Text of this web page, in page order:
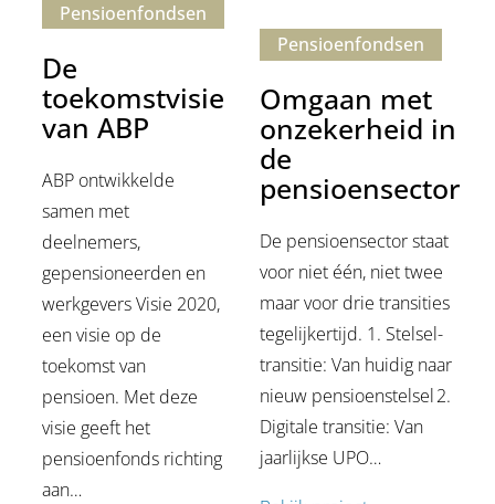
Pensioen­fondsen
De
toekomstvisie
van ABP
ABP ontwikkelde
samen met
deelnemers,
gepensioneerden en
werkgevers Visie 2020,
een visie op de
toekomst van
pensioen. Met deze
visie geeft het
pensioenfonds richting
aan…
Pensioen­fondsen
Omgaan met
onzekerheid in
de
pensioensector
De pensioensector staat
voor niet één, niet twee
maar voor drie transities
tegelijkertijd. 1. Stelsel-
transitie: Van huidig naar
nieuw pensioenstelsel 2.
Digitale transitie: Van
jaarlijkse UPO…